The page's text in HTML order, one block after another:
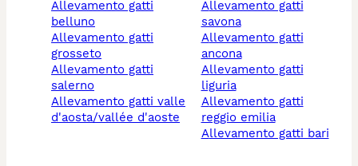
allevamento gatti
belluno
allevamento gatti
grosseto
allevamento gatti
salerno
allevamento gatti valle
d'aosta/vallée d'aoste
allevamento gatti
savona
allevamento gatti
ancona
allevamento gatti
liguria
allevamento gatti
reggio emilia
allevamento gatti bari